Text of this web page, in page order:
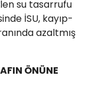
su tasarrufu
İSU, kayıp-
azaltmış
ÖNÜNE